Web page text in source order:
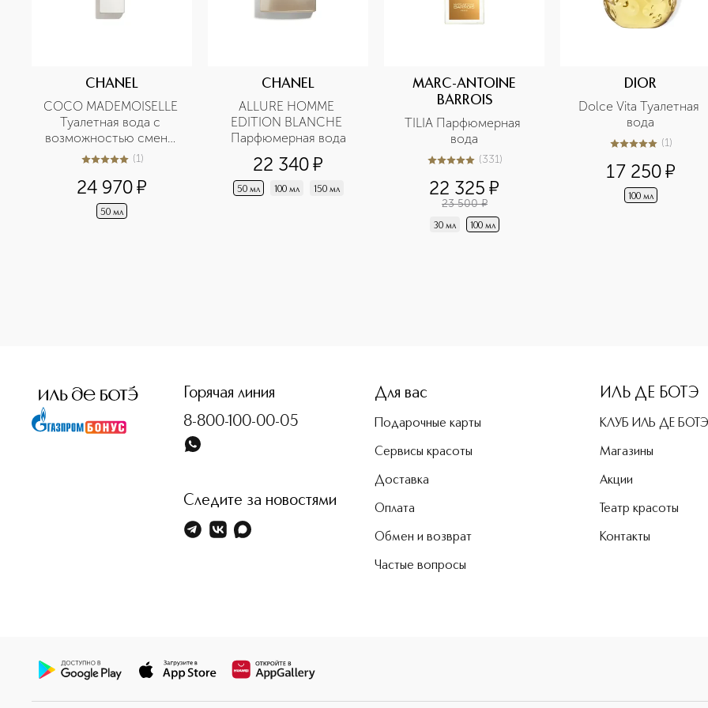
CHANEL
COCO MADEMOISELLE
Туалетная вода с
возможностью смены
флакона
5из 51 (1)
24 970¤
50 мл
CHANEL
ALLURE HOMME
EDITION BLANCHE
Парфюмерная вода
22 340¤
50 мл 100 мл 150 мл
MARC-ANTOINE
BARROIS
TILIA Парфюмерная
вода
5из 5331 (331)
22 325 ¤
23 500 ¤
30 мл 100 мл
DIOR
Dolce Vita Туалетная
вода
5из 51 (1)
17 250¤
100 мл
Горячая линия
8-800-100-00-05
Следите за новостями
Для вас
Подарочные карты
Сервисы красоты
Доставка
Оплата
Обмен и возврат
Частые вопросы
ИЛЬ ДЕ БОТЭ
КЛУБ ИЛЬ ДЕ БОТЭ
Магазины
Акции
Театр красоты
Контакты